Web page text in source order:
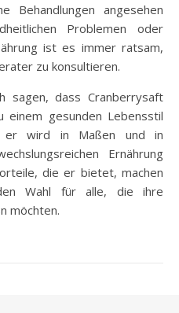
Behandlungen angesehen
Problemen oder
ist es immer ratsam,
zu konsultieren.
sagen, dass Cranberrysaft
einem gesunden Lebensstil
er wird in Maßen und in
Ernährung
die er bietet, machen
Wahl für alle, die ihre
möchten.